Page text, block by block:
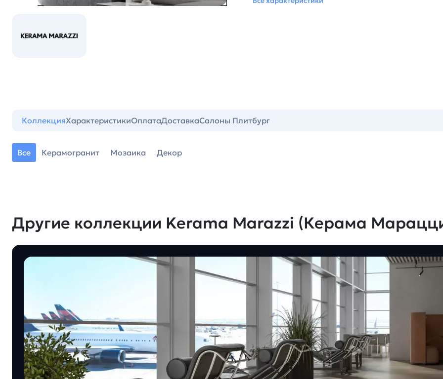
КоллекцияХарактеристикиОплатаДоставкаСалоны Плитбург
Все Керамогранит Мозаика Декор
Другие коллекции Kerama Marazzi (Керама